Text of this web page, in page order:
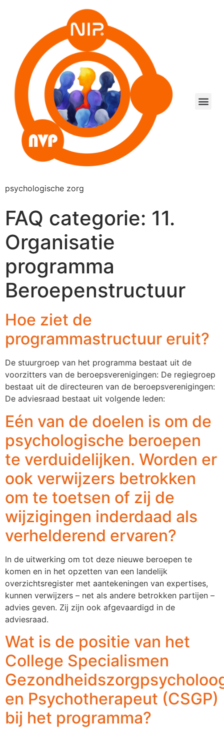
psychologische zorg
FAQ categorie: 11.
Organisatie
programma
Beroepenstructuur
Hoe ziet de
programmastructuur eruit?
De stuurgroep van het programma bestaat uit de
voorzitters van de beroepsverenigingen: De regiegroep
bestaat uit de directeuren van de beroepsverenigingen:
De adviesraad bestaat uit volgende leden:
Eén van de doelen is om de
psychologische beroepen
te verduidelijken. Worden er
ook verwijzers betrokken
om te toetsen of zij de
wijzigingen inderdaad als
verhelderend ervaren?
In de uitwerking om tot deze nieuwe beroepen te
komen en in het opzetten van een landelijk
overzichtsregister met aantekeningen van expertises,
kunnen verwijzers – net als andere betrokken partijen –
advies geven. Zij zijn ook afgevaardigd in de
adviesraad.
Wat is de positie van het
College Specialismen
en Psychotherapeut (CSGP)
bij het programma?